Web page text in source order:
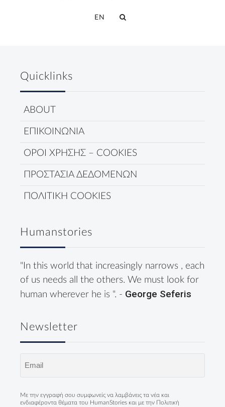
EN
Quicklinks
ABOUT
ΕΠΙΚΟΙΝΩΝΙΑ
ΟΡΟΙ ΧΡΗΣΗΣ – COOKIES
ΠΡΟΣΤΑΣΙΑ ΔΕΔΟΜΕΝΩΝ
ΠΟΛΙΤΙΚΗ COOKIES
Humanstories
"In this world that increasingly narrows , each
of us needs all the others. We must look for
human wherever he is ". - George Seferis
Newsletter
Με την εγγραφή σου συμφωνείς να λαμβάνεις τα νέα και
ενδιαφέροντα θέματα του HumanStories και με την
Πολιτική